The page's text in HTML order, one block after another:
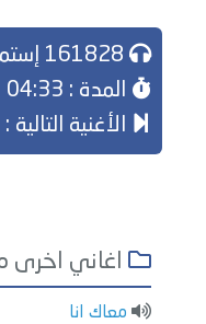
المدة : 04:33
الأغنية التالية :
اغاني اخرى
معاك انا